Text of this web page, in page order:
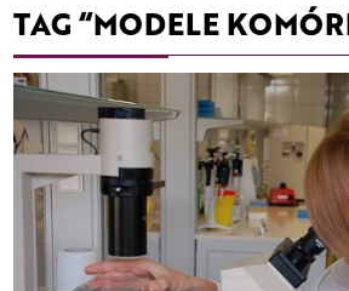
TAG “MODELE